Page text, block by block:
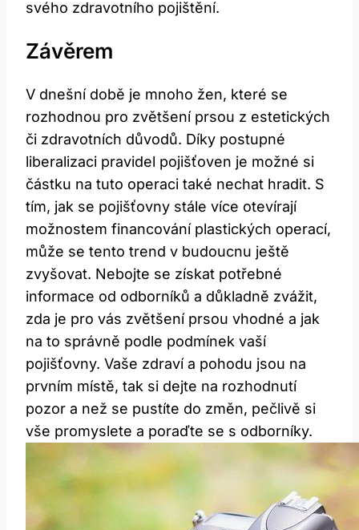
svého zdravotního pojištění.
Závěrem
V dnešní době je mnoho žen, které se
rozhodnou pro zvětšení prsou z estetických
či zdravotních důvodů. Díky postupné
liberalizaci pravidel pojišťoven je možné si
částku na tuto operaci také nechat hradit. S
tím, jak se pojišťovny stále více otevírají
možnostem financování plastických operací,
může se tento trend v budoucnu ještě
zvyšovat. Nebojte se získat potřebné
informace od odborníků a důkladně zvážit,
zda je pro vás zvětšení prsou vhodné a jak
na to správně podle podmínek vaší
pojišťovny. Vaše zdraví a pohodu jsou na
prvním místě, tak si dejte na rozhodnutí
pozor a než se pustíte do změn, pečlivě si
vše promyslete a poraďte se s odborníky.